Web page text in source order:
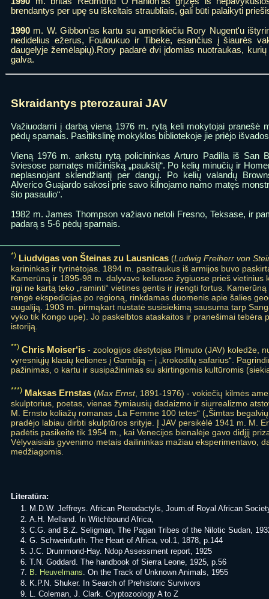
brendantys per upę su iškeltais straubliais, gali būti palaikyti
1990 m. W. Gibbon'as kartu su amerikiečiu Rory Nugent'u
nedidelius ežerus, Fouloukuo ir Tibeke, esančius į šiaurės
daugelyje žemėlapių).Rory padarė dvi įdomias nuotraukas,
galva.
Skraidantys pterozaurai JAV
Važiuodami į darbą vieną 1976 m. rytą keli mokytojai pranešė
pėdų sparnais. Pasitikslinę mokyklos bibliotekoje jie priėjo
Vieną 1976 m. ankstų rytą policininkas Arturo Padilla iš San
šviesose pamatęs milžinišką „paukštį“. Po kelių minučių ir
neplasnojant sklendžiantį per dangų. Po kelių valandų
Alverico Guajardo sakosi prie savo kilnojamo namo matęs
šio pasaulio“.
1982 m. James Thompson važiavo netoli Fresno, Teksase, ir
padarą s 5-6 pėdų sparnais.
*) Liudvigas von Šteinas zu Lausnicas (Ludwig Freiherr von
karininkas ir tyrinėtojas. 1894 m. pasitraukus iš armijos buvo
Kamerūną ir 1895-98 m. dalyvavo keliuose žygiuose prieš vietinius
irgi ne kartą teko „raminti“ vietines gentis ir įrengti fortus.
rengė ekspedicijas po regioną, rinkdamas duomenis apie šalies
augaliją. 1903 m. pirmąkart nustatė susisiekimą sausuma tarp
vyko tik Kongo upe). Jo paskelbtos ataskaitos ir pranešimai tebėra
istoriją.
**) Chris Moiser‘is - zoologijos dėstytojas Plimuto (JAV) koledže,
vyresniųjų klasių keliones į Gambiją – į „krokodilų safarius“.
pažinimas, o kartu ir susipažinimas su skirtingomis kultūromis
***) Maksas Ernstas (Max Ernst, 1891-1976) - vokiečių kilmės
skulptorius, poetas, vienas žymiausių dadaizmo ir siurrealizmo
M. Ernsto koliažų romanas „La Femme 100 tetes“ („Šimtas
pradėjo labiau dirbti skulptūros srityje. Į JAV persikėlė 1941 m. M.
padėtis pasikeitė tik 1954 m., kai Venecijos bienalėje gavo didįjį
Vėlyvaisiais gyvenimo metais dailininkas mažiau eksperimentavo,
medžiagomis.
Literatūra:
M.D.W. Jeffreys. African Pterodactyls, Journ.of Royal African
A.H. Melland. In Witchbound Africa,
C.G. and B.Z. Seligman, The Pagan Tribes of the Nilotic Sudan,
G. Schweinfurth. The Heart of Africa, vol.1, 1878, p.144
J.C. Drummond-Hay. Ndop Assessment report, 1925
T.N. Goddard. The handbook of Sierra Leone, 1925, p.56
B. Heuvelmans. On the Track of Unknown Animals, 1955
K.P.N. Shuker. In Search of Prehistoric Survivors
L. Coleman, J. Clark. Cryptozoology A to Z